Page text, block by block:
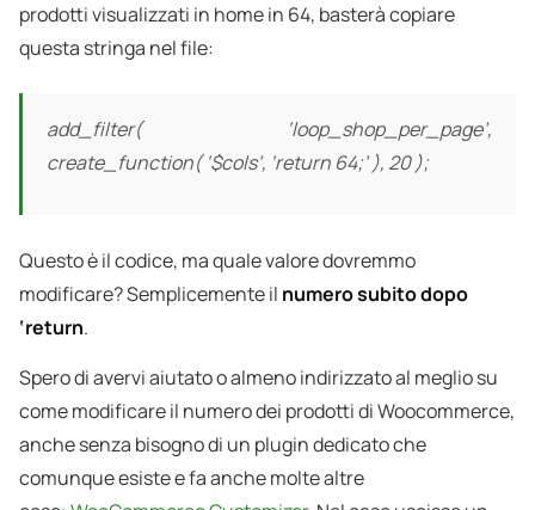
prodotti visualizzati in home in 64, basterà copiare
questa stringa nel file:
add_filter( ‘loop_shop_per_page’,
create_function( ‘$cols’, ‘return 64;’ ), 20 );
Questo è il codice, ma quale valore dovremmo
modificare? Semplicemente il numero subito dopo
‘return.
Spero di avervi aiutato o almeno indirizzato al meglio su
come modificare il numero dei prodotti di Woocommerce,
anche senza bisogno di un plugin dedicato che
comunque esiste e fa anche molte altre